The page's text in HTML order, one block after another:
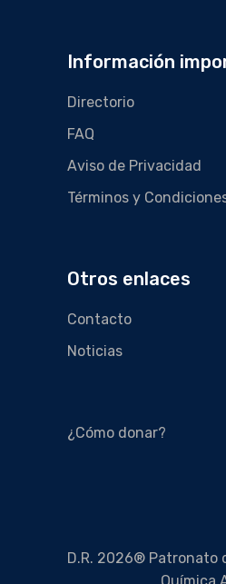
Información
Directorio
FAQ
Aviso de Privacidad
Términos y
Otros enlaces
Contacto
Noticias
¿Cómo donar?
D.R. 2026® Patronato